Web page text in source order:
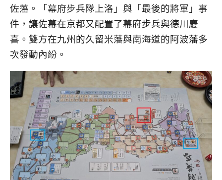
佐藩。「幕府步兵隊上洛」與「最後的將軍」事
件，讓佐幕在京都又配置了幕府步兵與德川慶
喜。雙方在九州的久留米藩與南海道的阿波藩多
次發動內紛。